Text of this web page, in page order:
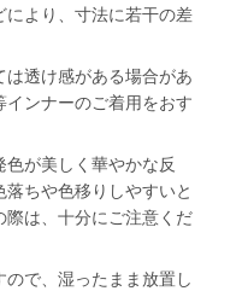
により、寸法に若干の差
透け感がある場合があ
インナーのご着用をおす
が美しく華やかな反
ちや色移りしやすいと
際は、十分にご注意くだ
で、湿ったまま放置し